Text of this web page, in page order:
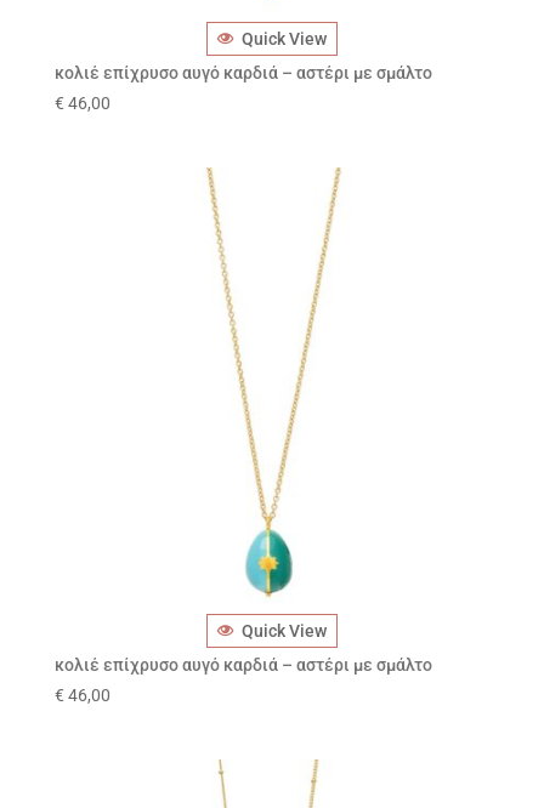
Quick View
κολιέ επίχρυσο αυγό καρδιά – αστέρι με σμάλτο
€ 46,00
Quick View
κολιέ επίχρυσο αυγό καρδιά – αστέρι με σμάλτο
€ 46,00